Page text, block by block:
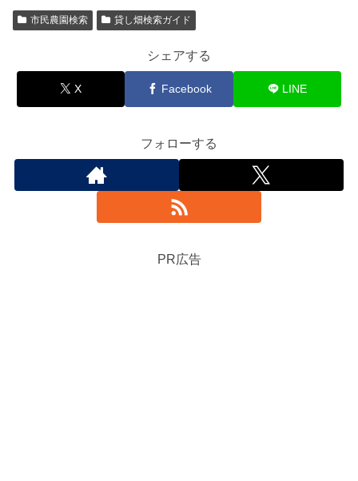
市民農園検索 貸し畑検索ガイド
シェアする
X Facebook LINE
フォローする
PR広告